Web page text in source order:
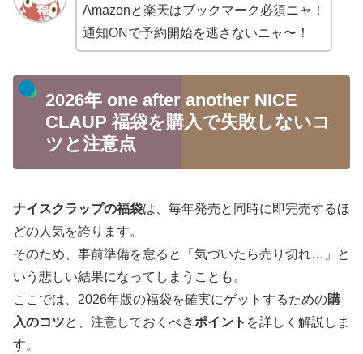
Amazonと楽天はブックマーク必須ニャ！
通知ONで予約開始を逃さないニャ〜！
2026年 one after another NICE
CLAUP 福袋を購入で失敗しないコ
ツと注意点
ナイスクラップの福袋は、毎年発売と同時に即完売するほ
どの人気を誇ります。
そのため、事前準備を怠ると「気づいたら売り切れ…」と
いう悲しい結果になってしまうことも。
ここでは、2026年版の福袋を確実にゲットするための購
入のコツと、注意しておくべきポイント を詳しく解説しま
す。